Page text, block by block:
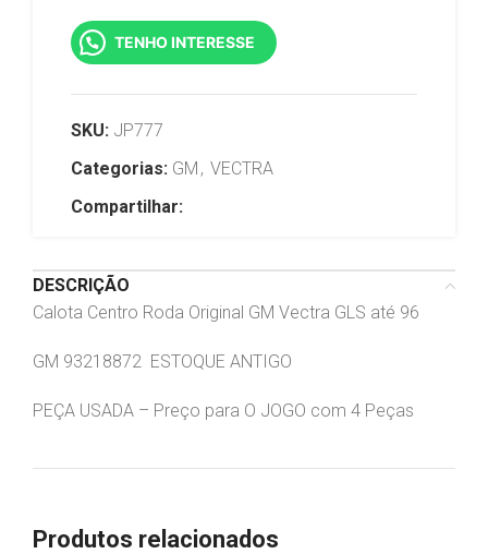
TENHO INTERESSE
SKU: JP777
Categorias: GM , VECTRA
Compartilhar:
DESCRIÇÃO
Calota Centro Roda Original GM Vectra GLS até 96
GM 93218872 ESTOQUE ANTIGO
PEÇA USADA – Preço para O JOGO com 4 Peças
Produtos relacionados